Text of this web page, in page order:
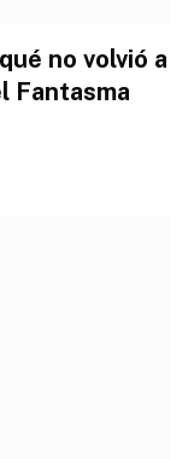
no volvió a
Fantasma